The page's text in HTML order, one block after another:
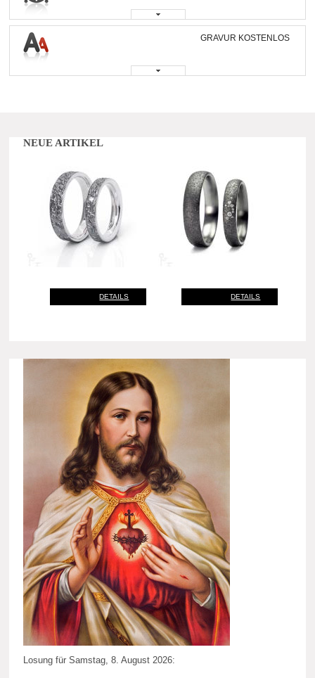
GRAVUR KOSTENLOS
NEUE ARTIKEL
DETAILS DETAILS
Losung für Samstag, 8. August 2026: